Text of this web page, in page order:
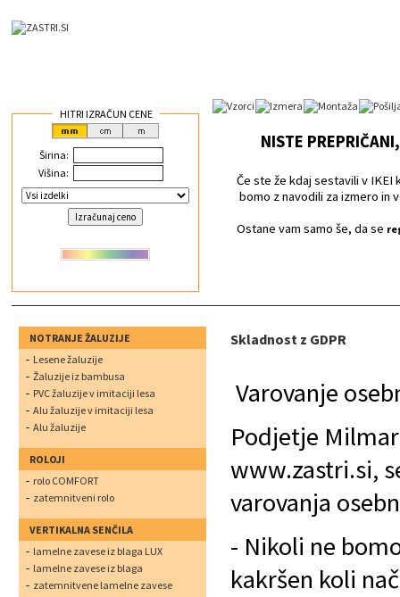
HITRI IZRAČUN CENE
Širina:
Višina:
NISTE
Če ste že kdaj sestavili v
bomo z navodili za izmero in
Ostane vam samo še, da se
NOTRANJE ŽALUZIJE
Lesene žaluzije
Žaluzije iz bambusa
PVC žaluzije v imitaciji lesa
Alu žaluzije v imitaciji lesa
Alu žaluzije
ROLOJI
rolo COMFORT
zatemnitveni rolo
VERTIKALNA SENČILA
lamelne zavese iz blaga LUX
lamelne zavese iz blaga
zatemnitvene lamelne zavese
Skladnost z GDPR
Varovanje
Podjetje
www.zastri.si,
varovanja
- Nikoli ne
kakršen koli